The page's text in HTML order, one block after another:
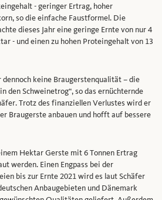
- geringer Ertrag, hoher
so die einfache Faustformel. Die
dieses Jahr eine geringe Ernte von nur 4
- und einen zu hohen Proteingehalt von 13
keine Braugerstenqualität – die
den Schweinetrog“, so das ernüchternde
Trotz des finanziellen Verlustes wird er
Braugerste anbauen und hofft auf bessere
Hektar Gerste mit 6 Tonnen Ertrag
werden. Einen Engpass bei der
bis zur Ernte 2021 wird es laut Schäfer
Anbaugebieten und Dänemark